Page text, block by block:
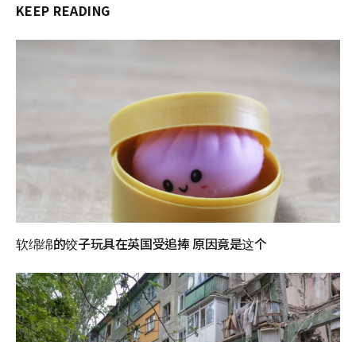
KEEP READING
软绵绵的饺子玩具在英国受追捧 原因竟是这个